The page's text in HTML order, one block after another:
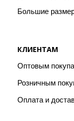
Большие
КЛИЕНТАМ
Оптовым
Розничным
Оплата и